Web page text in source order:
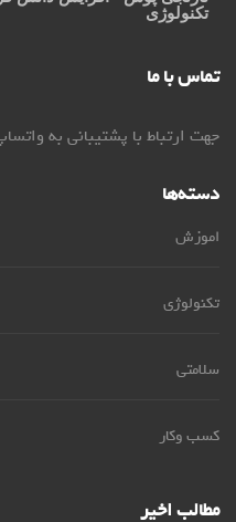
تکنولوژی
تماس با ما
جهت ارتباط با پشتیبانی به واتساپ 09056213048 مراجعه
دسته‌ها
اموزش
تکنولوژی
سلامتی
کسب وکار
مطالب اخیر